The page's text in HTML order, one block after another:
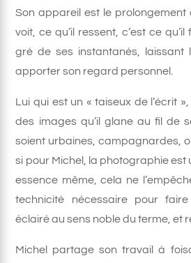
Son appareil est le prolongement
voit, ce qu’il ressent, c’est ce
gré de ses instantanés, laissant
apporter son regard personnel.
Lui qui est un « taiseux de l’écrit
des images qu’il glane au fil de
soient urbaines, campagnardes,
si pour Michel, la photographie
essence même, cela ne
technicité nécessaire pour
éclairé au sens noble du terme, et
Michel partage son travail à